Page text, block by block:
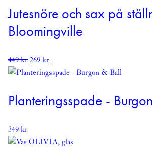
Jutesnöre och sax på
Bloomingville
449krDet
ursprungliga
449 kr.
269krDet
nuvarande
269 kr.
Planteringsspade -
349kr